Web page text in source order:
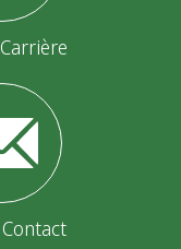
Carrière
Contact